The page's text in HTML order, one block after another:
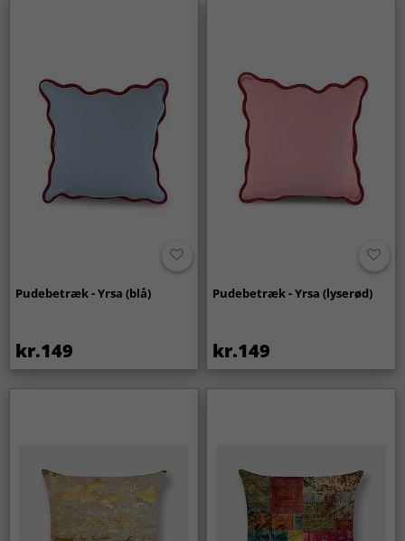
Pudebetræk - Yrsa (blå)
kr.149
Pudebetræk - Yrsa (lyserød)
kr.149